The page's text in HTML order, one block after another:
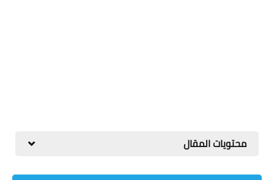
محتويات المقال